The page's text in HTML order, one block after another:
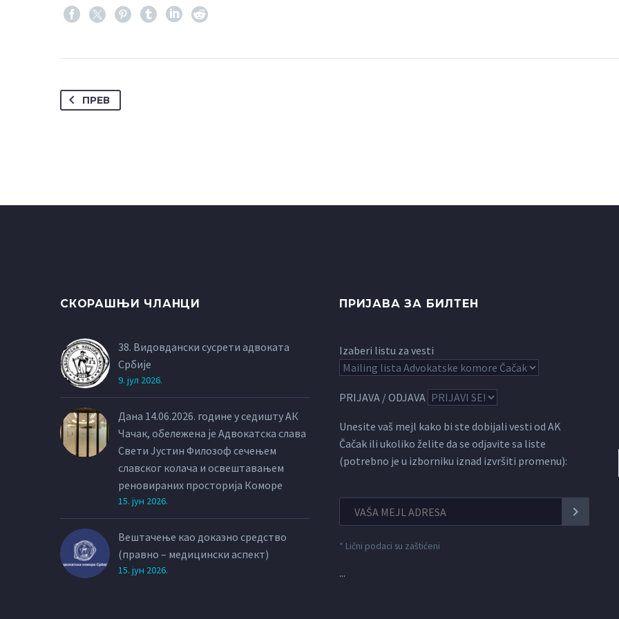
ПРЕВ
СКОРАШЊИ ЧЛАНЦИ
38. Видовдански сусрети адвоката
Србије
9. јул 2026.
Дана 14.06.2026. године у седишту АК
Чачак, обележена је Адвокатска слава
Свети Јустин Филозоф сечењем
славског колача и освештавањем
реновираних просторија Коморе
15. јун 2026.
Вештачење као доказно средство
(правно – медицински аспект)
15. јун 2026.
ПРИЈАВА ЗА БИЛТЕН
Izaberi listu za vesti
PRIJAVA / ODJAVA
Unesite vaš mejl kako bi ste dobijali vesti od AK
Čačak ili ukoliko želite da se odjavite sa liste
(potrebno je u izborniku iznad izvršiti promenu):
* Lični podaci su zaštićeni
...